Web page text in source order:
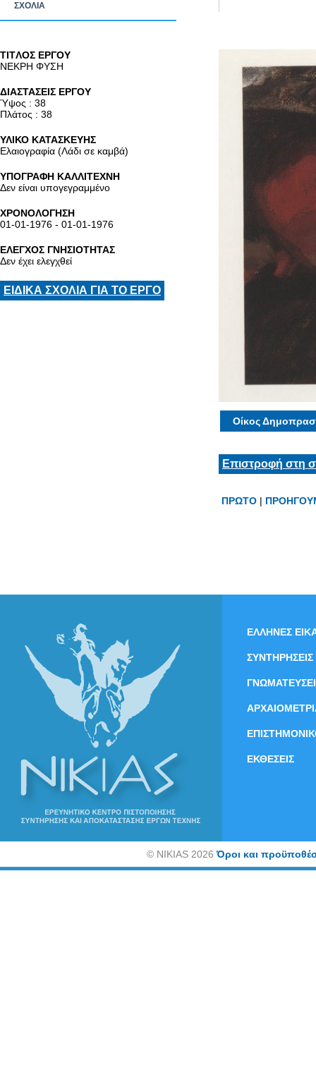
ΣΧΟΛΙΑ
TITΛΟΣ ΕΡΓΟΥ
ΝΕΚΡΗ ΦΥΣΗ
ΔΙΑΣΤΑΣΕΙΣ ΕΡΓΟΥ
Ύψος : 38
Πλάτος : 38
ΥΛΙΚΟ ΚΑΤΑΣΚΕΥΗΣ
Ελαιογραφία (Λάδι σε καμβά)
ΥΠΟΓΡΑΦΗ ΚΑΛΛΙΤΕΧΝΗ
Δεν είναι υπογεγραμμένο
ΧΡΟΝΟΛΟΓΗΣΗ
01-01-1976 - 01-01-1976
ΕΛΕΓΧΟΣ ΓΝΗΣΙΟΤΗΤΑΣ
Δεν έχει ελεγχθεί
ΕΙΔΙΚΑ ΣΧΟΛΙΑ ΓΙΑ ΤΟ ΕΡΓΟ
Οίκος
Επιστροφή στη
ΠΡΩΤΟ |
ΕΛΛΗΝΕΣ
ΣΥΝΤΗΡΗΣΕΙΣ
ΕΚΘΕΣΕΙΣ
©NIKIAS 2026Όροι και